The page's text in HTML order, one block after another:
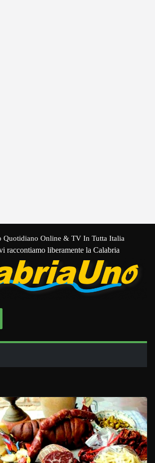
Quotidiano Online & TV In Tutta Italia
raccontiamo liberamente la Calabria